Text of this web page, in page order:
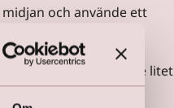
och använde ett
slutar i ett böljande litet